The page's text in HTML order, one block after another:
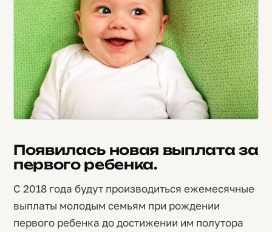
Появилась новая выплата за
первого ребенка.
С 2018 года будут производиться ежемесячные
выплаты молодым семьям при рождении
первого ребенка до достижении им полутора